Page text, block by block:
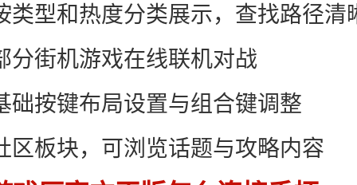
类型和热度分类展示，查找路径清
分街机游戏在线联机对战
础按键布局设置与组合键调整
区板块，可浏览话题与攻略内容